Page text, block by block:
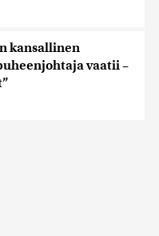
kansallinen
vaatii –